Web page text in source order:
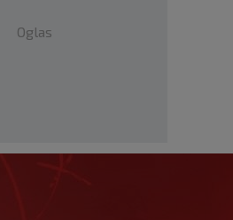
Oglas